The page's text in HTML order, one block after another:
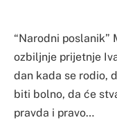
“Narodni poslanik”
ozbiljnje prijetnje
dan kada se rodio,
biti bolno, da će
pravda i pravo…